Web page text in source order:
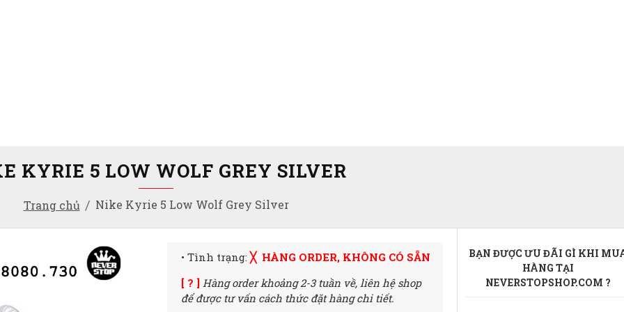
Trang chủ Nike Kyrie 5 Low Wolf Grey Silver
KYRIE 5 LOW WOLF GREY SILVER
• Tình trạng:╳ HÀNG ORDER, KHÔNG CÓ SẴN
[ ? ] Hàng order khoảng 2-3 tuần về,liên hệ shop
để được tư vấn cách thức đặt hàng chi tiết.
BẠN ĐƯỢC ƯU ĐÃI GÌ KHI
HÀNG TẠI
NEVERSTOPSHOP.COM ?